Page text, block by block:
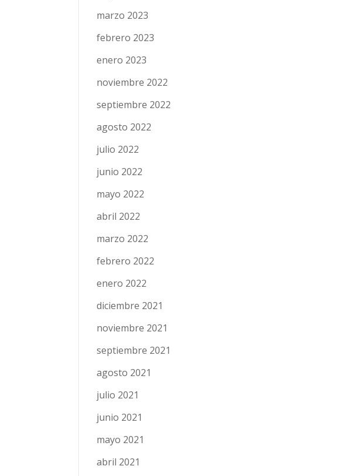
marzo 2023
febrero 2023
enero 2023
noviembre 2022
septiembre 2022
agosto 2022
julio 2022
junio 2022
mayo 2022
abril 2022
marzo 2022
febrero 2022
enero 2022
diciembre 2021
noviembre 2021
septiembre 2021
agosto 2021
julio 2021
junio 2021
mayo 2021
abril 2021